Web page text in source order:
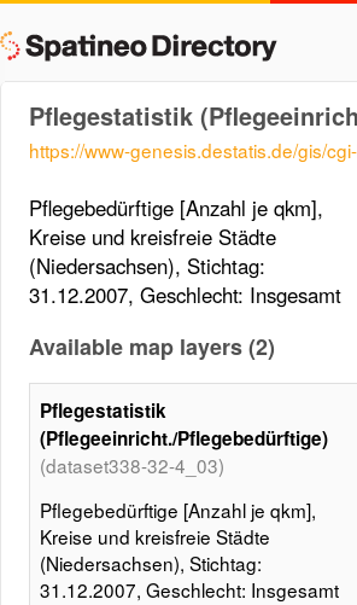
Pflegestatistik
https://www-genesis.destatis.de/gis/
Pflegebedürftige [Anzahl je qkm],
Kreise und kreisfreie Städte
(Niedersachsen), Stichtag:
31.12.2007, Geschlecht: Insgesamt
Available map layers (2)
Pflegestatistik
(Pflegeeinricht./Pflegebedürftige)
(dataset338-32-4_03)
Pflegebedürftige [Anzahl je qkm],
Kreise und kreisfreie Städte
(Niedersachsen), Stichtag:
31.12.2007, Geschlecht: Insgesamt